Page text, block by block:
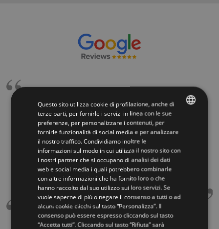
Riccardo Dugo
Sopralluogo effettuato da persona competente,
nonostante gli evidenti fuori squadra lavoro eseguito
eccellentemente. Operai addetti al montaggio precisi,
scrupolosi, puliti, educati, riservati ecc.ecc. che dire?
Rifarei altre cento volte l'acquisto, grazie mille
Mobirolo.
Ilaria Chiarinelli
Questo sito utilizza cookie di profilazione, anche di
terze parti, per fornirle i servizi in linea con le sue
preferenze, per personalizzare i contenuti, per
fornirle funzionalità di social media e per analizzare
il nostro traffico. Condividiamo inoltre le
informazioni sul modo in cui utilizza il nostro sito con
i nostri partner che si occupano di analisi dei dati
web e social media i quali potrebbero combinarle
con altre informazioni che ha fornito loro o che
hanno raccolto dal suo utilizzo sui loro servizi. Se
vuole saperne di più o negare il consenso a tutti o ad
alcuni cookie clicchi sul tasto “Personalizza”. Il
consenso può essere espresso cliccando sul tasto
“Accetta tutti”. Cliccando sul tasto “Rifiuta” sarà